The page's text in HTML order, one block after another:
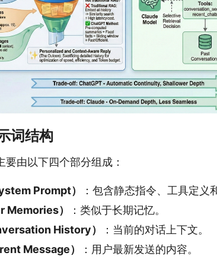
词结构
由以下四个部分组成：
Prompt）
：包含静态指令、工具定义
Memories）
：类似于长期记忆。
History）
：当前的对话上下文。
Message）
：用户最新发送的内容。